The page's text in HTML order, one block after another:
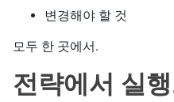
변경해야 할 것
모두 한 곳에서.
전략에서 실